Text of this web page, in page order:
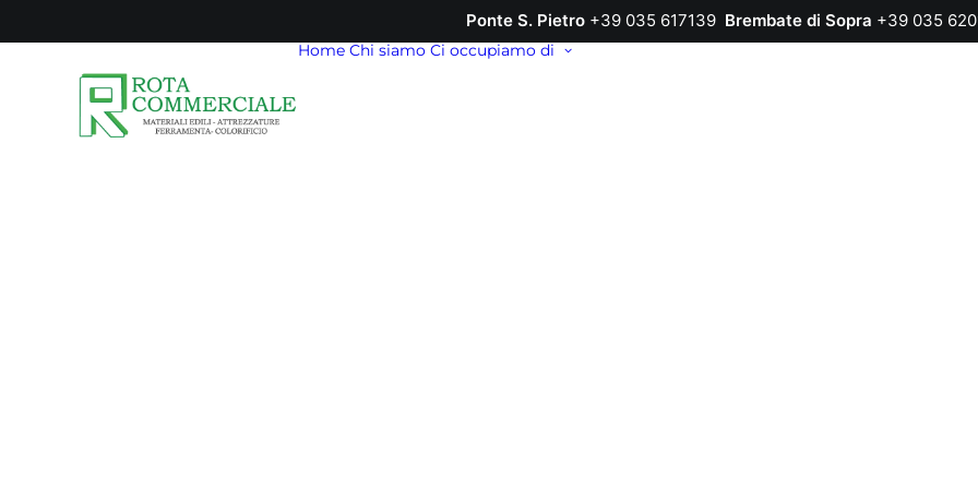
Ponte S. Pietro +39 035 617139 Brembate di Sopra +39 035
Home Chi siamo Ci occupiamo di